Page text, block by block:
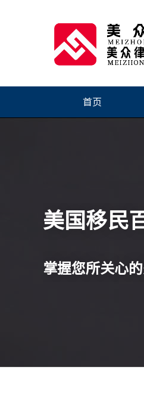
首页
美国移民
掌握您所关心